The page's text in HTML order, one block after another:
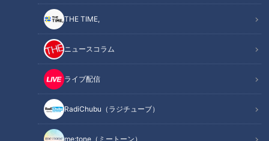
THE TIME,
ニュースコラム
ライブ配信
RadiChubu（ラジチューブ）
me:tone（ミートーン）
SLを独学で修復
まず取り上げたのが、長年屋外に放置されていた蒸気機関車
を、愛知県豊田市の設備工事業者・石川昭さんが修復したニュ
このSLは、1970年代のSLブームで開業した民間施設「多賀SL